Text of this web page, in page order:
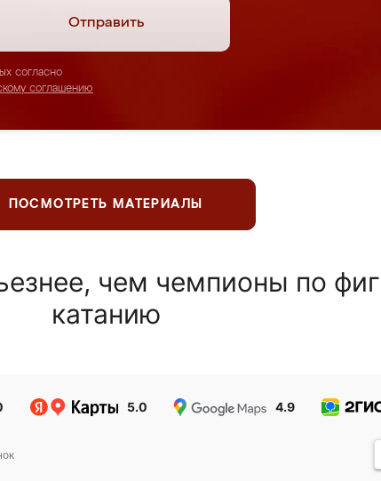
Отправить
согласно
соглашению
ПОСМОТРЕТЬ МАТЕРИАЛЫ
чем чемпионы по
катанию
5.0 4.9